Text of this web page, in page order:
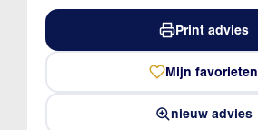
Print advies
Mijn favorieten
nieuw advies